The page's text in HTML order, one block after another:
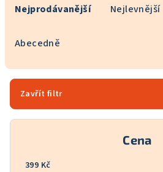
r
o
Nejprodávanější Nejlevnější
Abecedně
Zavřít filtr
Cena
399 Kč